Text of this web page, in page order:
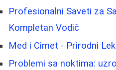
Profesionalni Saveti za
Kompletan Vodič
Med i Cimet - Prirodni
Problemi sa noktima: